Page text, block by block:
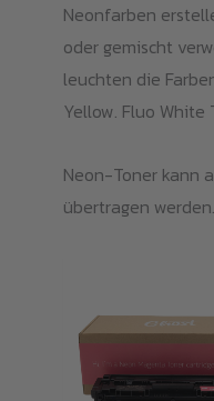
Neonfarben
oder gemischt
leuchten die
Yellow. Fluo
Neon-Toner kann
übertragen werden.